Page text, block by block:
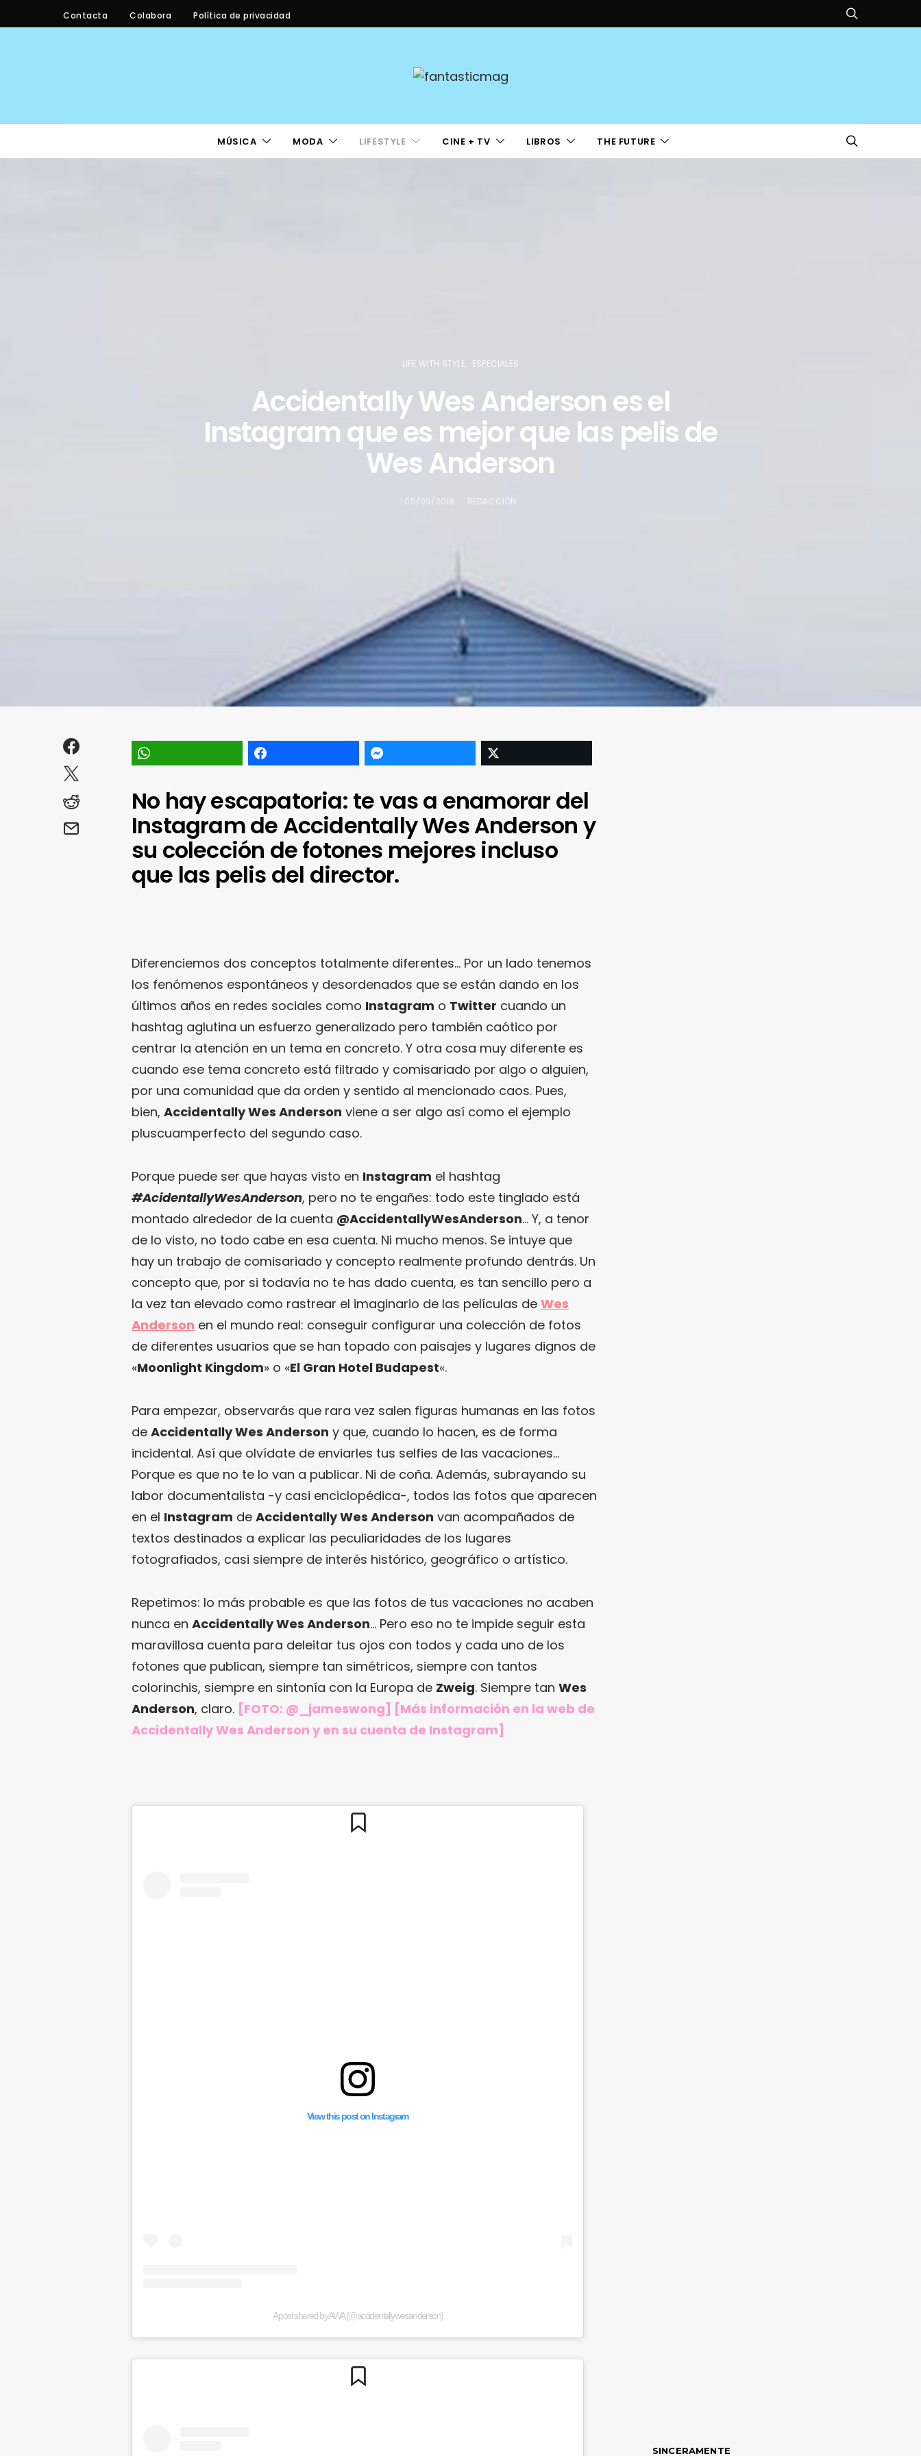
Contacta Colabora Política de privacidad
MÚSICA MODA LIFESTYLE CINE + TV LIBROS THE FUTURE
LIFE WITH STYLE ESPECIALES
Accidentally Wes Anderson es el
Instagram que es mejor que las pelis de
Wes Anderson
05/09/2018 REDACCIÓN
No hay escapatoria: te vas a enamorar del
Instagram de Accidentally Wes Anderson y
su colección de fotones mejores incluso
que las pelis del director.
Diferenciemos dos conceptos totalmente diferentes… Por un lado tenemos
los fenómenos espontáneos y desordenados que se están dando en los
últimos años en redes sociales como Instagram o Twitter cuando un
hashtag aglutina un esfuerzo generalizado pero también caótico por
centrar la atención en un tema en concreto. Y otra cosa muy diferente es
cuando ese tema concreto está filtrado y comisariado por algo o alguien,
por una comunidad que da orden y sentido al mencionado caos. Pues,
bien, Accidentally Wes Anderson viene a ser algo así como el ejemplo
pluscuamperfecto del segundo caso.
Porque puede ser que hayas visto en Instagram el hashtag
#AcidentallyWesAnderson, pero no te engañes: todo este tinglado está
montado alrededor de la cuenta @AccidentallyWesAnderson… Y, a tenor
de lo visto, no todo cabe en esa cuenta. Ni mucho menos. Se intuye que
hay un trabajo de comisariado y concepto realmente profundo dentrás. Un
concepto que, por si todavía no te has dado cuenta, es tan sencillo pero a
la vez tan elevado como rastrear el imaginario de las películas de Wes
Anderson en el mundo real: conseguir configurar una colección de fotos
de diferentes usuarios que se han topado con paisajes y lugares dignos de
«Moonlight Kingdom» o «El Gran Hotel Budapest«.
Para empezar, observarás que rara vez salen figuras humanas en las fotos
de Accidentally Wes Anderson y que, cuando lo hacen, es de forma
incidental. Así que olvídate de enviarles tus selfies de las vacaciones…
Porque es que no te lo van a publicar. Ni de coña. Además, subrayando su
labor documentalista -y casi enciclopédica-, todos las fotos que aparecen
en el Instagram de Accidentally Wes Anderson van acompañados de
textos destinados a explicar las peculiaridades de los lugares
fotografiados, casi siempre de interés histórico, geográfico o artístico.
Repetimos: lo más probable es que las fotos de tus vacaciones no acaben
nunca en Accidentally Wes Anderson… Pero eso no te impide seguir esta
maravillosa cuenta para deleitar tus ojos con todos y cada uno de los
fotones que publican, siempre tan simétricos, siempre con tantos
colorinchis, siempre en sintonía con la Europa de Zweig. Siempre tan Wes
Anderson, claro. [FOTO: @_jameswong] [Más información en la web de
Accidentally Wes Anderson y en su cuenta de Instagram]
View this post on Instagram
A post shared by AWA (@accidentallywesanderson)
SINCERAMENTE